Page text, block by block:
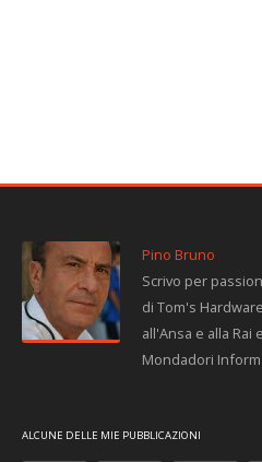
Pino Bruno
Scrivo per
di Tom's
all'Ansa e alla Rai
Mondadori
ALCUNE DELLE MIE PUBBLICAZIONI